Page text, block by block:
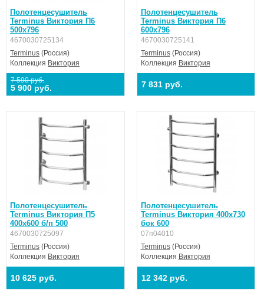
Полотенцесушитель
Terminus Виктория П6
500х796
4670030725134
Terminus (Россия)
Коллекция Виктория
7 590 руб.
5 900 руб.
Полотенцесушитель
Terminus Виктория П6
600х796
4670030725141
Terminus(Россия)
Коллекция Виктория
7 831 руб.
Полотенцесушитель
Terminus Виктория П5
400х600 б/п 500
4670030725097
Terminus (Россия)
Коллекция Виктория
10 625 руб.
Полотенцесушитель
Terminus Виктория 400х730
бок 600
07п04010
Terminus(Россия)
Коллекция Виктория
12 342 руб.